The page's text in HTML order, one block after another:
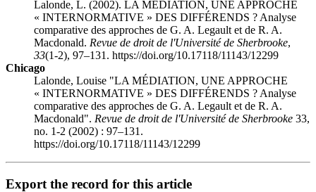
Lalonde, L. (2002). LA MÉDIATION, UNE APPROCHE
« INTERNORMATIVE » DES DIFFÉRENDS ? Analyse
comparative des approches de G. A. Legault et de R. A.
Macdonald. Revue de droit de l'Université de Sherbrooke,
33(1-2), 97–131. https://doi.org/10.17118/11143/12299
Chicago
Lalonde, Louise "LA MÉDIATION, UNE APPROCHE
« INTERNORMATIVE » DES DIFFÉRENDS ? Analyse
comparative des approches de G. A. Legault et de R. A.
Macdonald". Revue de droit de l'Université de Sherbrooke 33,
no. 1-2 (2002) : 97–131.
https://doi.org/10.17118/11143/12299
Export the record for this article